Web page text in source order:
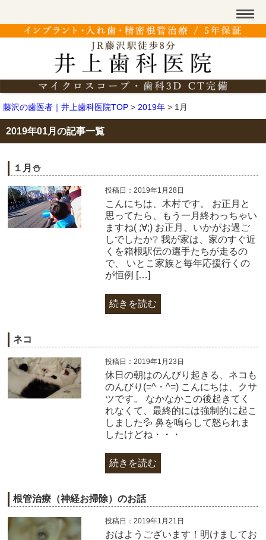
藤沢の歯医者｜井上歯科医院TOP > 2019年 > 1月
2019年01月の記事一覧
１月⛄
投稿日：2019年1月28日
こんにちは、木村です。 お正月と
思ってたら、もう一月終わっちゃい
ますね( ;∀;) お正月、いかがお過ご
しでしたか❔ 我が家は、家のすぐ近
くを箱根駅伝の選手たちが走るの
で、 いとこ家族と毎年応援行くの
が恒例 […]
続きを読む
ネコ
投稿日：2019年1月23日
休日の朝はのんびり起きる、ネコも
のんびり(=^・^=) こんにちは、クサ
ツです。 なかなかこの後起きてく
れなくて、最終的には強制的に起こ
しました💦 鼻を鳴らして怒られま
したけどね・・・
続きを読む
根管治療（神経お掃除）のお話
投稿日：2019年1月21日
おはようございます！明けましてお